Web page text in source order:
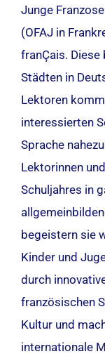
Junge
(OFAJ in
franÇais.
Städten in
Lektoren
interessierten
Sprache
Lektorinnen
Schuljahres in
begeistern sie
Kinder und
durch
französischen
Kultur und
internationale